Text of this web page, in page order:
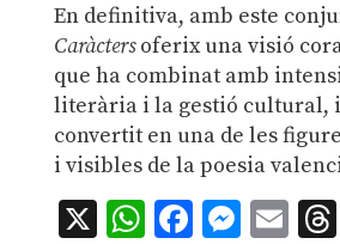
En definitiva, amb este
Caràctersoferix una visió
que ha combinat amb
literària i la gestió cultural, i
convertit en una de les
i visibles de la poesia
X WhatsApp